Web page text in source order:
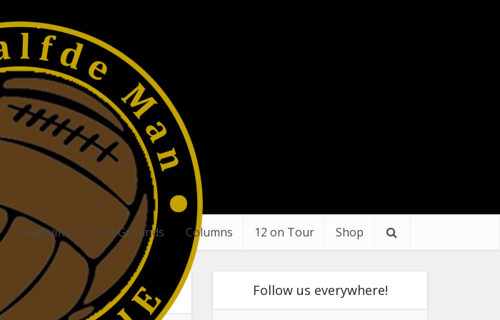
Stadiums Lost Grounds Columns 12 on Tour Shop
Follow us everywhere!